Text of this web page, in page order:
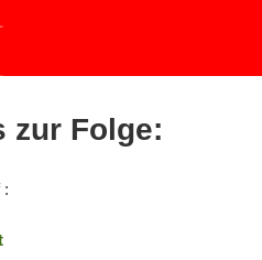
zur Folge:
: